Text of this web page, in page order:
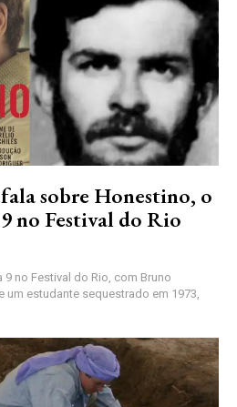
sobre Honestino, o
no Festival do Rio
no Festival do Rio, com Bruno
um estudante sequestrado em 1973,